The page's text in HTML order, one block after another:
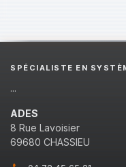
SPÉCIALISTE EN
...
ADES
8 Rue Lavoisier
69680 CHASSIEU